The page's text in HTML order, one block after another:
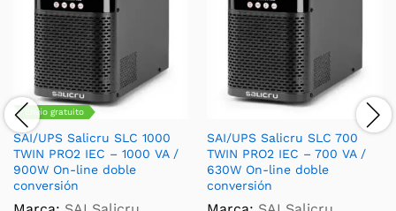
Envío gratuito
SAI/UPS Salicru SLC 1000
TWIN PRO2 IEC – 1000 VA /
900W On-line doble
conversión
SAI/UPS Salicru SLC 700
TWIN PRO2 IEC – 700 VA /
630W On-line doble
conversión